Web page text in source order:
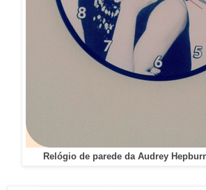
Relógio de parede da Audrey